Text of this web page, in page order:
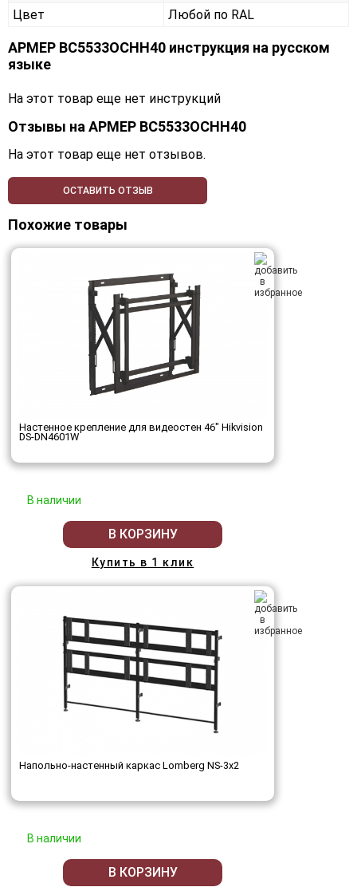
Цвет
Любой по RAL
АРМЕР ВС5533ОСНН40 инструкция на русском
языке
На этот товар еще нет инструкций
Отзывы наАРМЕР ВС5533ОСНН40
На этот товар еще нет отзывов.
ОСТАВИТЬ ОТЗЫВ
Похожие товары
Настенное крепление для видеостен 46" Hikvision
DS-DN4601W
В наличии
В КОРЗИНУ
Купить в 1 клик
Напольно-настенный каркас Lomberg NS-3х2
В наличии
В КОРЗИНУ